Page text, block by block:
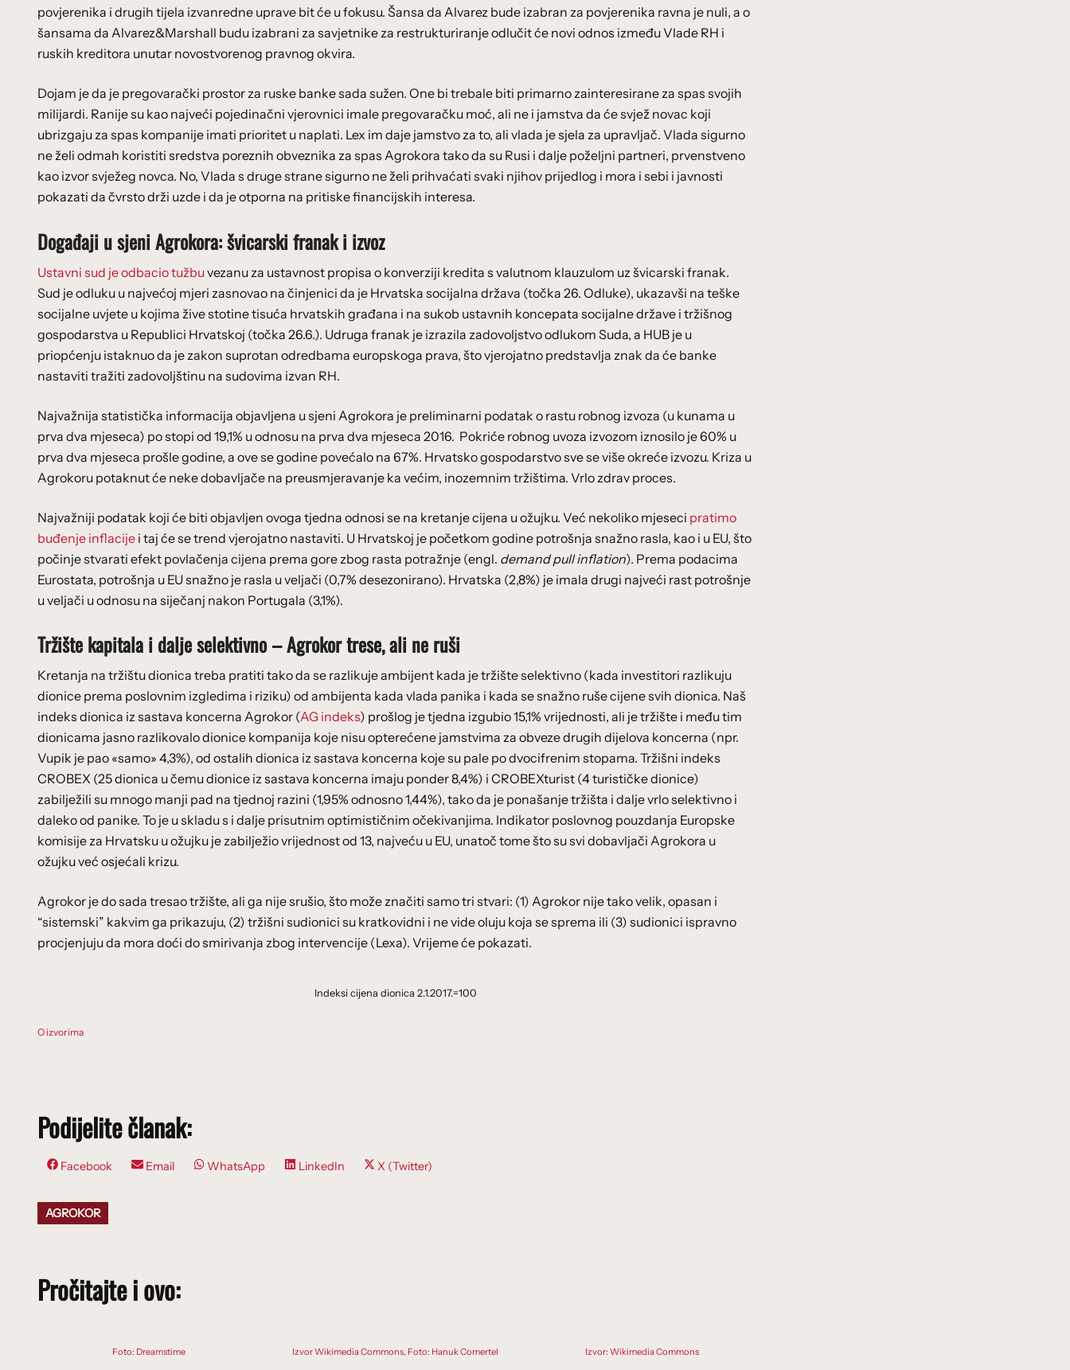
povjerenika i drugih tijela izvanredne uprave bit će u fokusu. Šansa da Alvarez bude izabran za povjerenika ravna je nuli, a o
šansama da Alvarez&Marshall budu izabrani za savjetnike za restrukturiranje odlučit će novi odnos između Vlade RH i
ruskih kreditora unutar novostvorenog pravnog okvira.
Dojam je da je pregovarački prostor za ruske banke sada sužen. One bi trebale biti primarno zainteresirane za spas svojih
milijardi. Ranije su kao najveći pojedinačni vjerovnici imale pregovaračku moć, ali ne i jamstva da će svjež novac koji
ubrizgaju za spas kompanije imati prioritet u naplati. Lex im daje jamstvo za to, ali vlada je sjela za upravljač. Vlada sigurno
ne želi odmah koristiti sredstva poreznih obveznika za spas Agrokora tako da su Rusi i dalje poželjni partneri, prvenstveno
kao izvor svježeg novca. No, Vlada s druge strane sigurno ne želi prihvaćati svaki njihov prijedlog i mora i sebi i javnosti
pokazati da čvrsto drži uzde i da je otporna na pritiske financijskih interesa.
Događaji u sjeni Agrokora: švicarski franak i izvoz
Ustavni sud je odbacio tužbuvezanu za ustavnost propisa o konverziji kredita s valutnom klauzulom uz švicarski franak.
Sud je odluku u najvećoj mjeri zasnovao na činjenici da je Hrvatska socijalna država (točka 26. Odluke), ukazavši na teške
socijalne uvjete u kojima žive stotine tisuća hrvatskih građana i na sukob ustavnih koncepata socijalne države i tržišnog
gospodarstva u Republici Hrvatskoj (točka 26.6.). Udruga franak je izrazila zadovoljstvo odlukom Suda, a HUB je u
priopćenju istaknuo da je zakon suprotan odredbama europskoga prava, što vjerojatno predstavlja znak da će banke
nastaviti tražiti zadovoljštinu na sudovima izvan RH.
Najvažnija statistička informacija objavljena u sjeni Agrokora je preliminarni podatak o rastu robnog izvoza (u kunama u
prva dva mjeseca) po stopi od 19,1% u odnosu na prva dva mjeseca 2016. Pokriće robnog uvoza izvozom iznosilo je 60% u
prva dva mjeseca prošle godine, a ove se godine povećalo na 67%. Hrvatsko gospodarstvo sve se više okreće izvozu. Kriza u
Agrokoru potaknut će neke dobavljače na preusmjeravanje ka većim, inozemnim tržištima. Vrlo zdrav proces.
Najvažniji podatak koji će biti objavljen ovoga tjedna odnosi se na kretanje cijena u ožujku. Već nekoliko mjeseci pratimo
buđenje inflacije i taj će se trend vjerojatno nastaviti. U Hrvatskoj je početkom godine potrošnja snažno rasla, kao i u EU, što
počinje stvarati efekt povlačenja cijena prema gore zbog rasta potražnje (engl. demand pull inflation). Prema podacima
Eurostata, potrošnja u EU snažno je rasla u veljači (0,7% desezonirano). Hrvatska (2,8%) je imala drugi najveći rast potrošnje
u veljači u odnosu na siječanj nakon Portugala (3,1%).
Tržište kapitala i dalje selektivno – Agrokor trese, ali ne ruši
Kretanja na tržištu dionica treba pratiti tako da se razlikuje ambijent kada je tržište selektivno (kada investitori razlikuju
dionice prema poslovnim izgledima i riziku) od ambijenta kada vlada panika i kada se snažno ruše cijene svih dionica. Naš
indeks dionica iz sastava koncerna Agrokor (AG indeks) prošlog je tjedna izgubio 15,1% vrijednosti, ali je tržište i među tim
dionicama jasno razlikovalo dionice kompanija koje nisu opterećene jamstvima za obveze drugih dijelova koncerna (npr.
Vupik je pao «samo» 4,3%), od ostalih dionica iz sastava koncerna koje su pale po dvocifrenim stopama. Tržišni indeks
CROBEX (25 dionica u čemu dionice iz sastava koncerna imaju ponder 8,4%) i CROBEXturist (4 turističke dionice)
zabilježili su mnogo manji pad na tjednoj razini (1,95% odnosno 1,44%), tako da je ponašanje tržišta i dalje vrlo selektivno i
daleko od panike. To je u skladu s i dalje prisutnim optimističnim očekivanjima. Indikator poslovnog pouzdanja Europske
komisije za Hrvatsku u ožujku je zabilježio vrijednost od 13, najveću u EU, unatoč tome što su svi dobavljači Agrokora u
ožujku već osjećali krizu.
Agrokor je do sada tresao tržište, ali ga nije srušio, što može značiti samo tri stvari: (1) Agrokor nije tako velik, opasan i
“sistemski” kakvim ga prikazuju, (2) tržišni sudionici su kratkovidni i ne vide oluju koja se sprema ili (3) sudionici ispravno
procjenjuju da mora doći do smirivanja zbog intervencije (Lexa). Vrijeme će pokazati.
Indeksi cijena dionica 2.1.2017.=100
O izvorima
Podijelite članak:
Share
Facebook
Share
Email
Share
WhatsApp
Share
LinkedIn
Share
X (Twitter)
AGROKOR
Pročitajte i ovo:
Foto: Dreamstime Izvor Wikimedia Commons, Foto: Hanuk Comertel Izvor: Wikimedia Commons